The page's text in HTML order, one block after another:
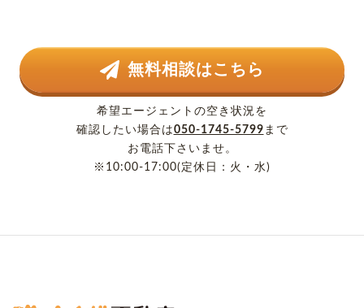
無料相談はこちら
希望エージェントの空き状況を
確認したい場合は050-1745-5799 まで
お電話下さいませ。
※10:00-17:00(定休日：火・水)